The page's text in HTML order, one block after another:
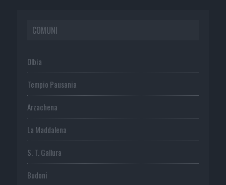
COMUNI
Olbia
Tempio Pausania
Arzachena
La Maddalena
S. T. Gallura
Budoni